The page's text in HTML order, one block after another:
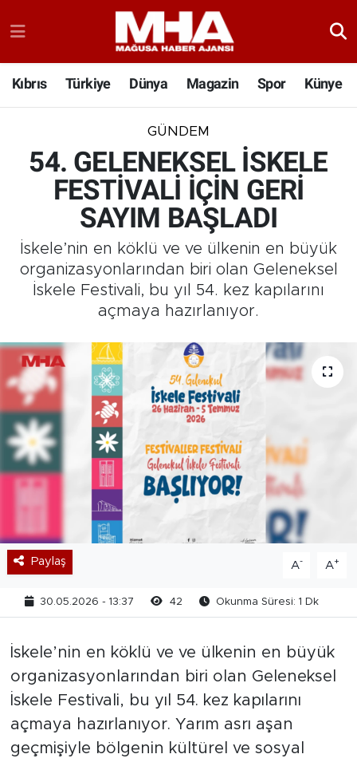
Kıbrıs Türkiye Dünya Magazin Spor Künye
GÜNDEM
54. GELENEKSEL İSKELE
FESTİVALİ İÇİN GERİ
SAYIM BAŞLADI
İskele’nin en köklü ve ve ülkenin en büyük
organizasyonlarından biri olan Geleneksel
İskele Festivali, bu yıl 54. kez kapılarını
açmaya hazırlanıyor.
Paylaş A- A+
30.05.2026 - 13:37 42 Okunma Süresi: 1 Dk
İskele’nin en köklü ve ve ülkenin en büyük
organizasyonlarından biri olan Geleneksel
İskele Festivali, bu yıl 54. kez kapılarını
açmaya hazırlanıyor. Yarım asrı aşan
geçmişiyle bölgenin kültürel ve sosyal